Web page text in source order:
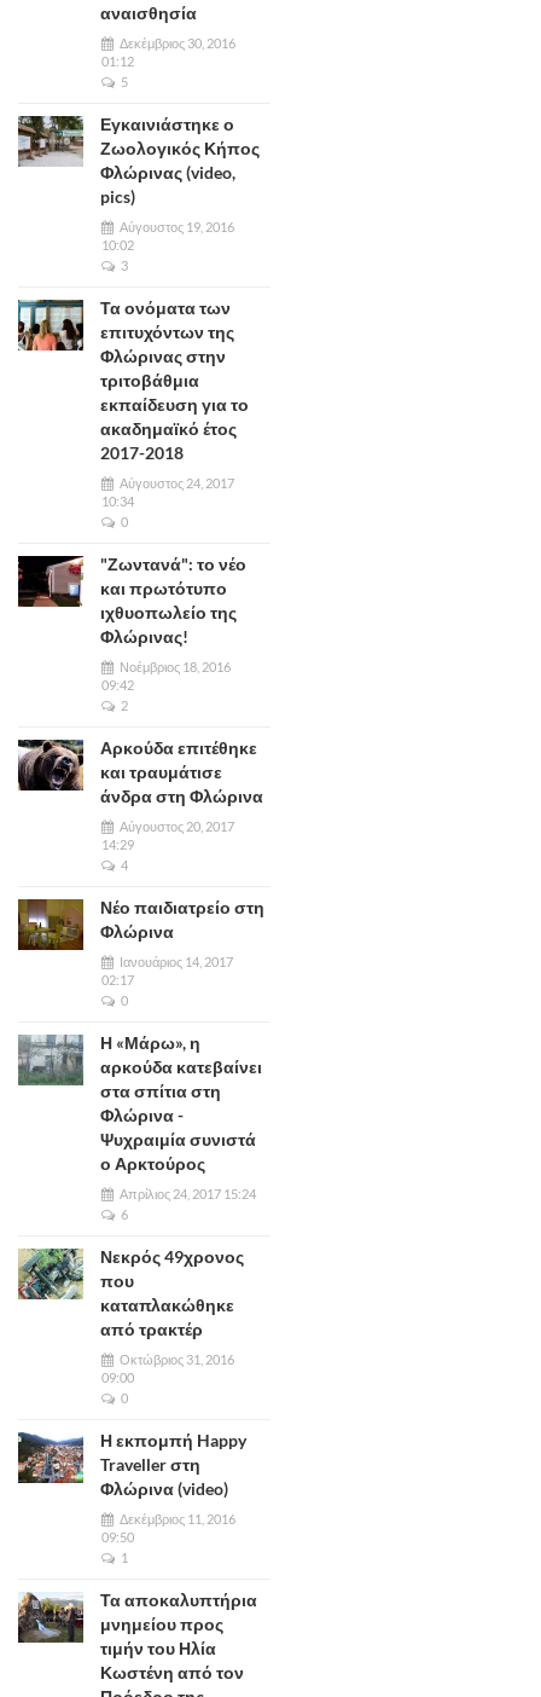
αναισθησία
Δεκέμβριος 30, 2016
01:12
5
Εγκαινιάστηκε ο
Ζωολογικός Κήπος
Φλώρινας (video,
pics)
Αύγουστος 19, 2016
10:02
3
Τα ονόματα των
επιτυχόντων της
Φλώρινας στην
τριτοβάθμια
εκπαίδευση για το
ακαδημαϊκό έτος
2017-2018
Αύγουστος 24, 2017
10:34
0
"Ζωντανά": το νέο
και πρωτότυπο
ιχθυοπωλείο της
Φλώρινας!
Νοέμβριος 18, 2016
09:42
2
Αρκούδα επιτέθηκε
και τραυμάτισε
άνδρα στη Φλώρινα
Αύγουστος 20, 2017
14:29
4
Νέο παιδιατρείο στη
Φλώρινα
Ιανουάριος 14, 2017
02:17
0
Η «Μάρω», η
αρκούδα κατεβαίνει
στα σπίτια στη
Φλώρινα -
Ψυχραιμία συνιστά
ο Αρκτούρος
Απρίλιος 24, 2017 15:24
6
Νεκρός 49χρονος
που
καταπλακώθηκε
από τρακτέρ
Οκτώβριος 31, 2016
09:00
0
Η εκπομπή Happy
Traveller στη
Φλώρινα (video)
Δεκέμβριος 11, 2016
09:50
1
Τα αποκαλυπτήρια
μνημείου προς
τιμήν του Ηλία
Κωστένη από τον